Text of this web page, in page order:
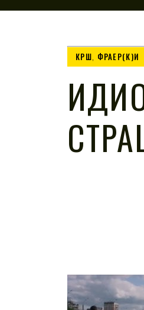
КРШ, ФРАЕР(К)И